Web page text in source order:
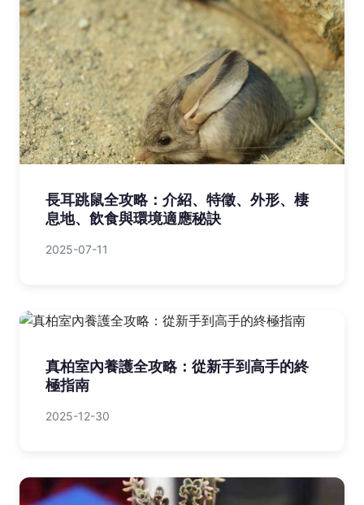
長耳跳鼠全攻略：介紹、特徵、外形、棲
息地、飲食與環境適應秘訣
2025-07-11
真柏室內養護全攻略：從新手到高手的終
極指南
2025-12-30